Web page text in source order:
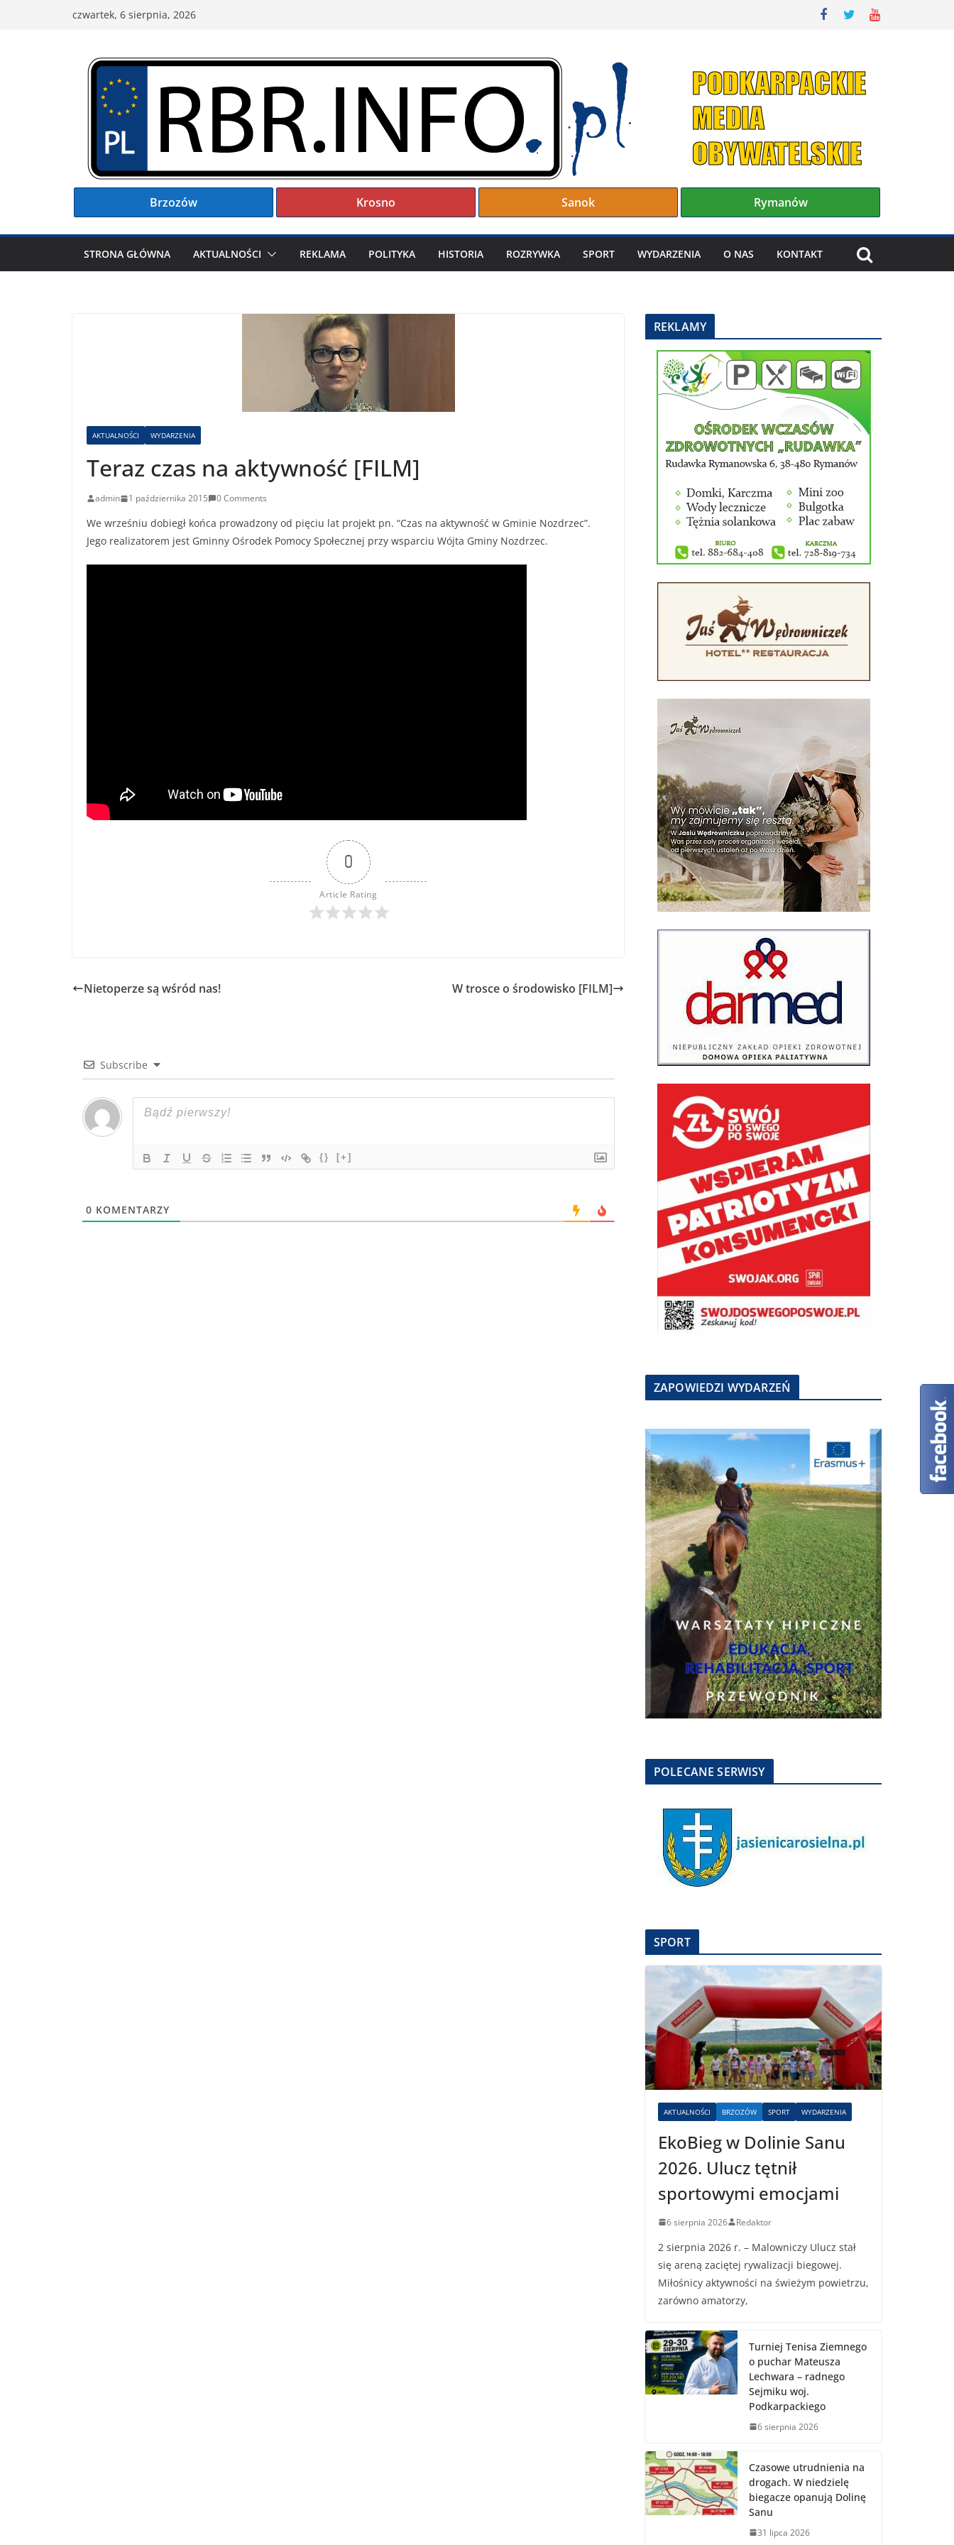
czwartek, 6 sierpnia, 2026
Brzozów Krosno Sanok Rymanów
STRONA GŁÓWNA AKTUALNOŚCI REKLAMA POLITYKA HISTORIA ROZRYWKA SPORT WYDARZENIA O NAS KONTAKT
AKTUALNOŚCI WYDARZENIA
Teraz czas na aktywność [FILM]
admin 1 października 2015 0 Comments
We wrześniu dobiegł końca prowadzony od pięciu lat projekt pn. “Czas na aktywność w Gminie Nozdrzec”.
Jego realizatorem jest Gminny Ośrodek Pomocy Społecznej przy wsparciu Wójta Gminy Nozdrzec.
0
Article Rating
Nietoperze są wśród nas! W trosce o środowisko [FILM]
Subscribe
{} [+]
0 KOMENTARZY
REKLAMY
ZAPOWIEDZI WYDARZEŃ
POLECANE SERWISY
SPORT
AKTUALNOŚCI BRZOZÓW SPORT WYDARZENIA
EkoBieg w Dolinie Sanu
2026. Ulucz tętnił
sportowymi emocjami
6 sierpnia 2026 Redaktor
2 sierpnia 2026 r. – Malowniczy Ulucz stał
się areną zaciętej rywalizacji biegowej.
Miłośnicy aktywności na świeżym powietrzu,
zarówno amatorzy,
Turniej Tenisa Ziemnego
o puchar Mateusza
Lechwara – radnego
Sejmiku woj.
Podkarpackiego
6 sierpnia 2026
Czasowe utrudnienia na
drogach. W niedzielę
biegacze opanują Dolinę
Sanu
31 lipca 2026